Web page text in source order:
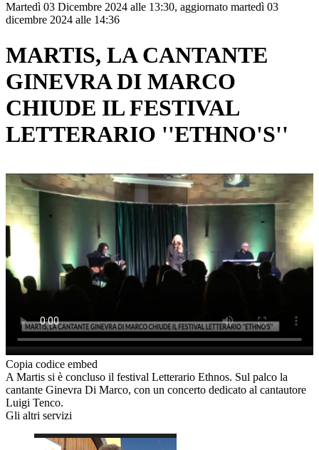
Martedì 03 Dicembre 2024 alle 13:30, aggiornato martedì 03
dicembre 2024 alle 14:36
MARTIS, LA CANTANTE
GINEVRA DI MARCO
CHIUDE IL FESTIVAL
LETTERARIO ''ETHNO'S''
Copia codice embed
A Martis si è concluso il festival Letterario Ethnos. Sul palco la
cantante Ginevra Di Marco, con un concerto dedicato al cantautore
Luigi Tenco.
Gli altri servizi